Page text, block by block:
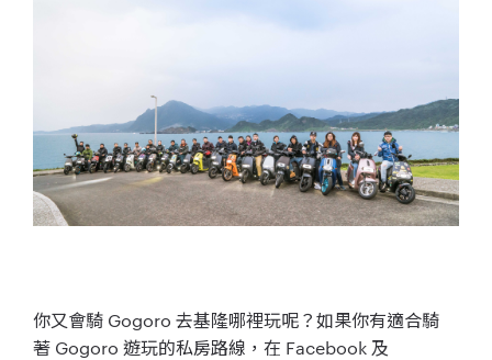
你又會騎 Gogoro 去基隆哪裡玩呢？如果你有適合騎
著 Gogoro 遊玩的私房路線， 在 Facebook 及